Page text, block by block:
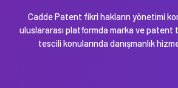
Cadde Patent fikri hakların yönetimi
uluslararası platformda marka ve patent
tescili konularında danışmanlık